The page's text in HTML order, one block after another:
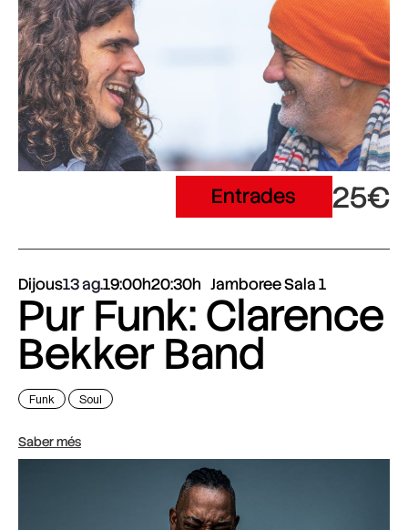
Entrades 25€
Dijous13 ag.19:00h20:30h Jamboree Sala 1
Pur Funk: Clarence
Bekker Band
Funk Soul
Saber més